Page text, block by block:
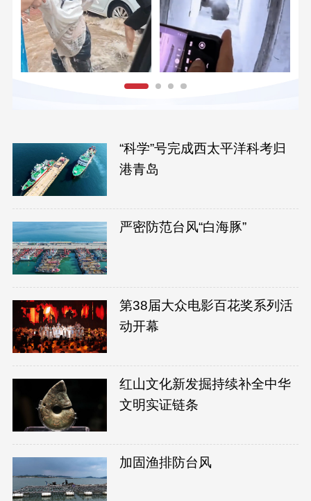
“科学”号完成西太平洋科考归
港青岛
严密防范台风“白海豚”
第38届大众电影百花奖系列活
动开幕
红山文化新发掘持续补全中华
文明实证链条
加固渔排防台风